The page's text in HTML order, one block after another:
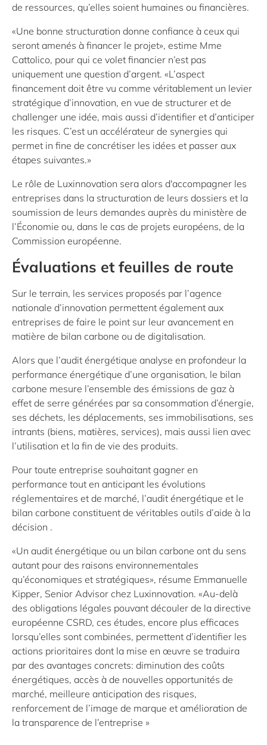
de ressources, qu’elles soient humaines ou financières.
«Une bonne structuration donne confiance à ceux qui
seront amenés à financer le projet», estime Mme
Cattolico, pour qui ce volet financier n’est pas
uniquement une question d’argent. «L’aspect
financement doit être vu comme véritablement un levier
stratégique d’innovation, en vue de structurer et de
challenger une idée, mais aussi d’identifier et d’anticiper
les risques. C’est un accélérateur de synergies qui
permet in fine de concrétiser les idées et passer aux
étapes suivantes.»
Le rôle de Luxinnovation sera alors d'accompagner les
entreprises dans la structuration de leurs dossiers et la
soumission de leurs demandes auprès du ministère de
l’Économie ou, dans le cas de projets européens, de la
Commission européenne.
Évaluations et feuilles de route
Sur le terrain, les services proposés par l’agence
nationale d’innovation permettent également aux
entreprises de faire le point sur leur avancement en
matière de bilan carbone ou de digitalisation.
Alors que l’audit énergétique analyse en profondeur la
performance énergétique d’une organisation, le bilan
carbone mesure l’ensemble des émissions de gaz à
effet de serre générées par sa consommation d’énergie,
ses déchets, les déplacements, ses immobilisations, ses
intrants (biens, matières, services), mais aussi lien avec
l’utilisation et la fin de vie des produits.
Pour toute entreprise souhaitant gagner en
performance tout en anticipant les évolutions
réglementaires et de marché, l’audit énergétique et le
bilan carbone constituent de véritables outils d’aide à la
décision .
«Un audit énergétique ou un bilan carbone ont du sens
autant pour des raisons environnementales
qu’économiques et stratégiques», résume Emmanuelle
Kipper, Senior Advisor chez Luxinnovation. «Au-delà
des obligations légales pouvant découler de la directive
européenne CSRD, ces études, encore plus efficaces
lorsqu’elles sont combinées, permettent d’identifier les
actions prioritaires dont la mise en œuvre se traduira
par des avantages concrets: diminution des coûts
énergétiques, accès à de nouvelles opportunités de
marché, meilleure anticipation des risques,
renforcement de l’image de marque et amélioration de
la transparence de l’entreprise »